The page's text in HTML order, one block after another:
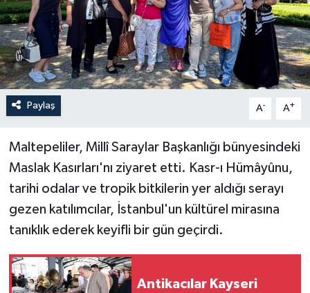
Paylaş A- A+
Maltepeliler, Millî Saraylar Başkanlığı bünyesindeki
Maslak Kasırları'nı ziyaret etti. Kasr-ı Hümâyûnu,
tarihi odalar ve tropik bitkilerin yer aldığı serayı
gezen katılımcılar, İstanbul'un kültürel mirasına
tanıklık ederek keyifli bir gün geçirdi.
Antikacılar Kayseri